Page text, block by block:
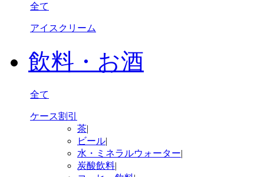
全て
アイスクリーム
飲料・お酒
全て
ケース割引
茶|
ビール|
水・ミネラルウォーター|
炭酸飲料|